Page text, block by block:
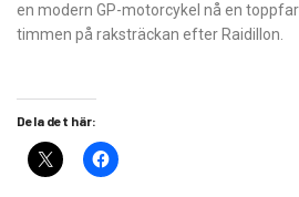
en modern GP-motorcykel nå en
timmen på raksträckan efter Raidillon.
Dela det här: